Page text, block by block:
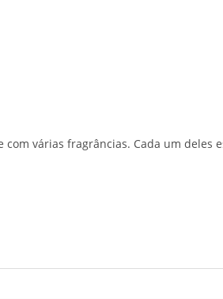
várias fragrâncias. Cada um deles